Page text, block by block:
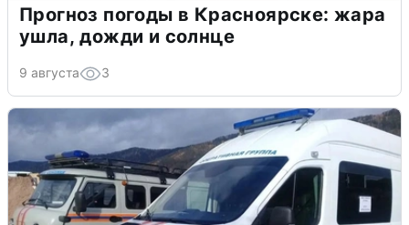
Прогноз погоды в Красноярске: жара
ушла, дожди и солнце
9 августа 3